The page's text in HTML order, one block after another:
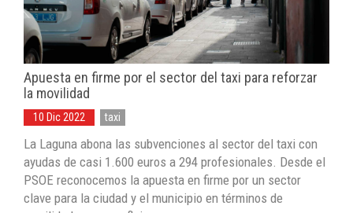
Apuesta en firme por el sector del taxi para reforzar
la movilidad
10 Dic 2022 taxi
La Laguna abona las subvenciones al sector del taxi con
ayudas de casi 1.600 euros a 294 profesionales. Desde el
PSOE reconocemos la apuesta en firme por un sector
clave para la ciudad y el municipio en términos de